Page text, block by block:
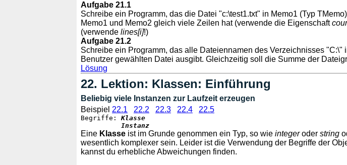
Aufgabe 21.1
Schreibe ein Programm, das die Datei "c:\test1.txt" in Memo1 (Typ
Memo1 und Memo2 gleich viele Zeilen hat (verwende die Eigenschaft
(verwende lines[i]!)
Aufgabe 21.2
Schreibe ein Programm, das alle Dateiennamen des Verzeichnisses
Benutzer gewählten Datei ausgibt. Gleichzeitig soll die Summe der
Lösung
22. Lektion: Klassen: Einführung
Beliebig viele Instanzen zur Laufzeit erzeugen
Beispiel 22.1 22.2 22.3 22.4 22.5
Begriffe: Klasse
Instanz
Eine Klasse ist im Grunde genommen ein Typ, so wie integeroder string
wesentlich komplexer sein. Leider ist die Verwendung der Begriffe der
kannst du erhebliche Abweichungen finden.